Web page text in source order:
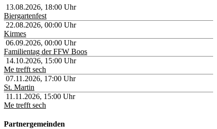
13.08.2026, 18:00 Uhr
Biergartenfest
22.08.2026, 00:00 Uhr
Kirmes
06.09.2026, 00:00 Uhr
Familientag der FFW Boos
14.10.2026, 15:00 Uhr
Me trefft sech
07.11.2026, 17:00 Uhr
St. Martin
11.11.2026, 15:00 Uhr
Me trefft sech
Partnergemeinden